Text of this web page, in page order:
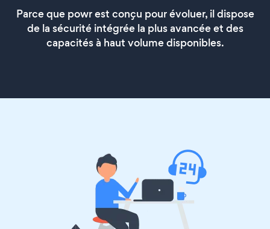
Parce que powr est conçu pour évoluer, il dispose
de la sécurité intégrée la plus avancée et des
capacités à haut volume disponibles.